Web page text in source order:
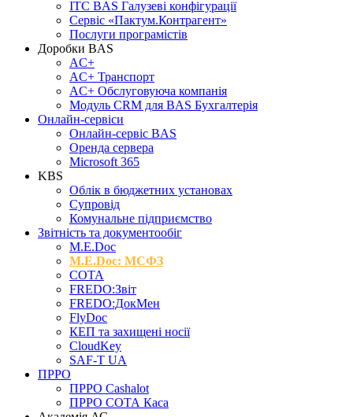
ІТС BAS Галузеві конфігурації
Сервіс «Пактум.Контрагент»
Послуги програмістів
Доробки BAS
AC+
AC+ Транспорт
AC+ Обслуговуюча компанія
Модуль CRM для BAS Бухгалтерія
Онлайн-сервіси
Онлайн-сервіс BAS
Оренда сервера
Microsoft 365
KBS
Облік в бюджетних установах
Супровід
Комунальне підприємство
Звітність та документообіг
M.Е.Doc
M.E.Doc: МСФЗ
СОТА
FREDO:Звіт
FREDO:ДокМен
FlyDoc
КЕП та захищені носії
CloudKey
SAF-T UA
ПРРО
ПРРО Cashalot
ПРРО СОТА Каса